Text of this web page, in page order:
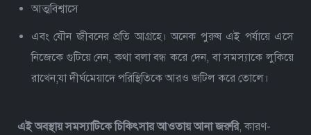
আত্মবিশ্বাসে
এবং যৌন জীবনের প্রতি আগ্রহে।অনেক পুরুষ এই পর্যায়ে এসে
নিজেকে গুটিয়ে নেন, কথা বলা বন্ধ করে দেন, বা সমস্যাকে লুকিয়ে
রাখেন;যা দীর্ঘমেয়াদে পরিস্থিতিকে আরও জটিল করে তোলে।
এই অবস্থায় সমস্যাটিকে চিকিৎসার আওতায় আনা জরুরি, কারণ-